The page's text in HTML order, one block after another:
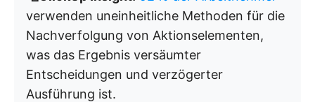
verwenden uneinheitliche Methoden für die
Nachverfolgung von Aktionselementen,
was das Ergebnis versäumter
Entscheidungen und verzögerter
Ausführung ist.